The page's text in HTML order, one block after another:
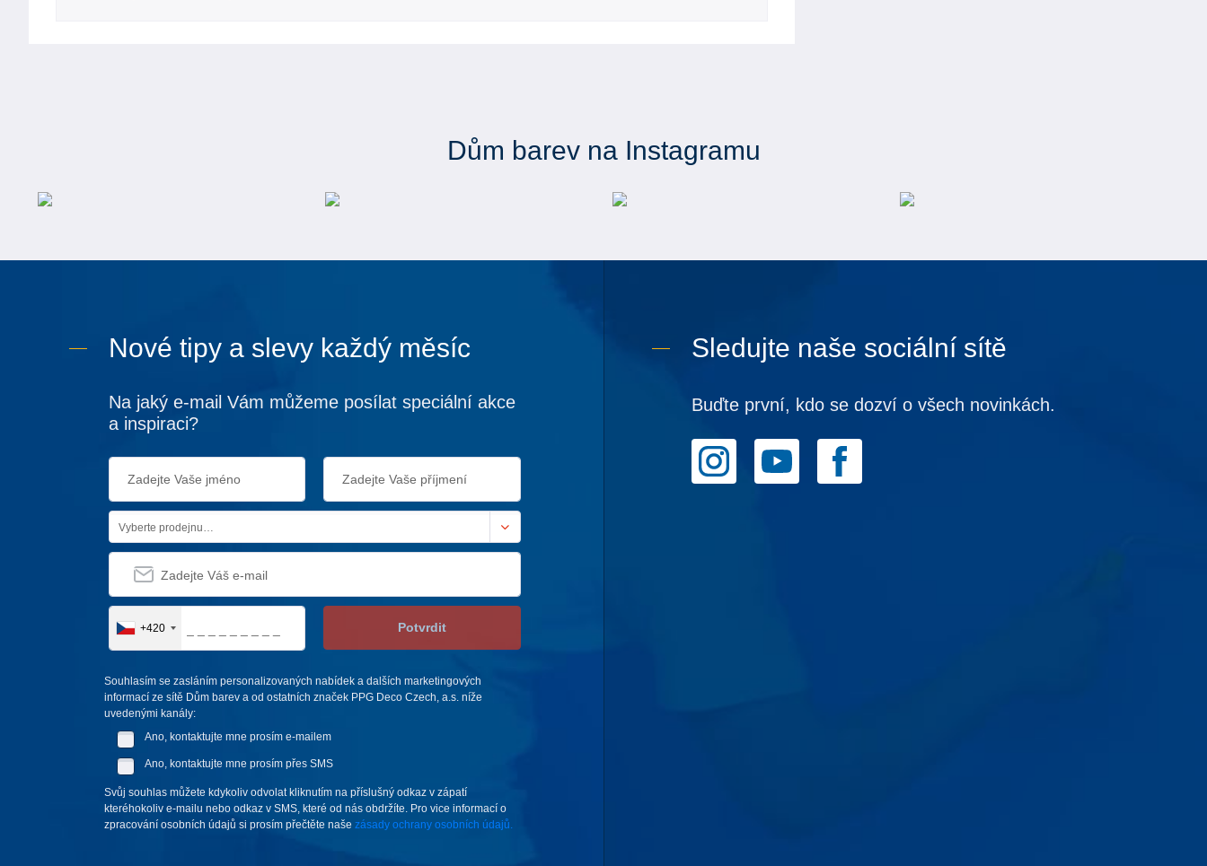
Dům barev na Instagramu
Nové tipy a slevy každý měsíc
Na jaký e-mail Vám můžeme posílat speciální akce
a inspiraci?
Vyberte prodejnu…
+420 Potvrdit
Souhlasím se zasláním personalizovaných nabídek a dalších marketingových
informací ze sítě Dům barev a od ostatních značek PPG Deco Czech, a.s. níže
uvedenými kanály:
Ano, kontaktujte mne prosím e-mailem
Ano, kontaktujte mne prosím přes SMS
Svůj souhlas můžete kdykoliv odvolat kliknutím na příslušný odkaz v zápatí
kteréhokoliv e-mailu nebo odkaz v SMS, které od nás obdržíte. Pro vice informací o
zpracování osobních údajů si prosím přečtěte naše zásady ochrany osobních údajů.
Sledujte naše sociální sítě
Buďte první, kdo se dozví o všech novinkách.